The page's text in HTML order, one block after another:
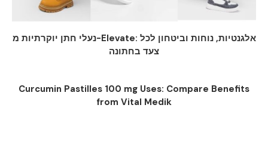
נעלי חתן יוקרתיות מ-Elevate: אלגנטיות, נוחות וביטחון לכל
צעד בחתונה
Curcumin Pastilles 100 mg Uses: Compare Benefits
from Vital Medik